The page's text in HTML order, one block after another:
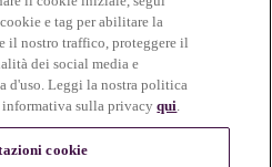
e tag per abilitare la
il nostro traffico, proteggere il
dei social media e
d'uso. Leggi la nostra politica
informativa sulla privacyqui.
cookie